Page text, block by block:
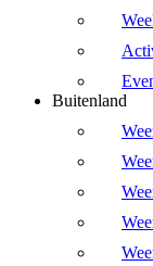
Buitenland